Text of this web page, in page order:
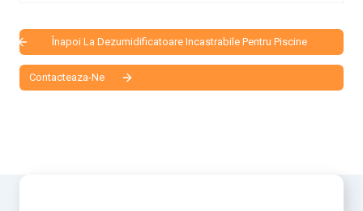
Înapoi La Dezumidificatoare Incastrabile Pentru Piscine
Contacteaza-Ne